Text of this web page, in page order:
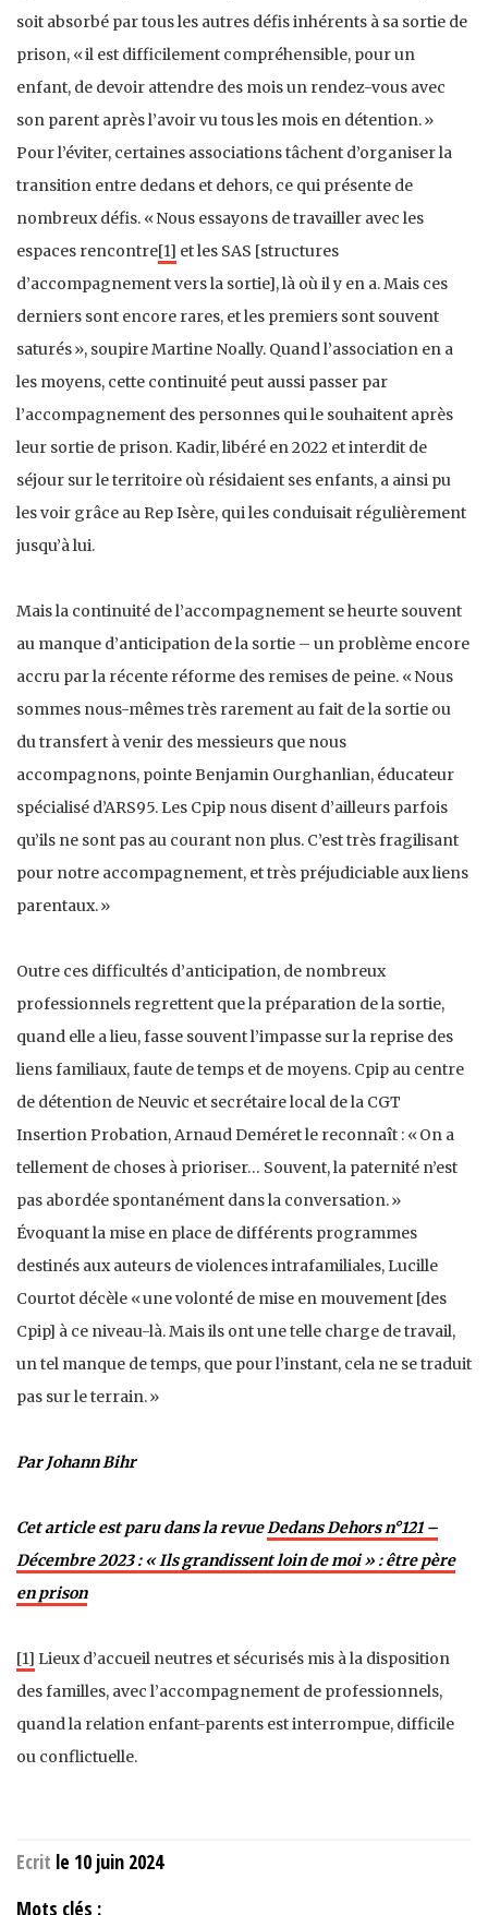
soit absorbé par tous les autres défis inhérents à sa sortie de
prison, « il est difficilement compréhensible, pour un
enfant, de devoir attendre des mois un rendez-vous avec
son parent après l’avoir vu tous les mois en détention. »
Pour l’éviter, certaines associations tâchent d’organiser la
transition entre dedans et dehors, ce qui présente de
nombreux défis. « Nous essayons de travailler avec les
espaces rencontre[1] et les SAS [structures
d’accompagnement vers la sortie], là où il y en a. Mais ces
derniers sont encore rares, et les premiers sont souvent
saturés », soupire Martine Noally. Quand l’association en a
les moyens, cette continuité peut aussi passer par
l’accompagnement des personnes qui le souhaitent après
leur sortie de prison. Kadir, libéré en 2022 et interdit de
séjour sur le territoire où résidaient ses enfants, a ainsi pu
les voir grâce au Rep Isère, qui les conduisait régulièrement
jusqu’à lui.
Mais la continuité de l’accompagnement se heurte souvent
au manque d’anticipation de la sortie – un problème encore
accru par la récente réforme des remises de peine. « Nous
sommes nous-mêmes très rarement au fait de la sortie ou
du transfert à venir des messieurs que nous
accompagnons, pointe Benjamin Ourghanlian, éducateur
spécialisé d’ARS95. Les Cpip nous disent d’ailleurs parfois
qu’ils ne sont pas au courant non plus. C’est très fragilisant
pour notre accompagnement, et très préjudiciable aux liens
parentaux. »
Outre ces difficultés d’anticipation, de nombreux
professionnels regrettent que la préparation de la sortie,
quand elle a lieu, fasse souvent l’impasse sur la reprise des
liens familiaux, faute de temps et de moyens. Cpip au centre
de détention de Neuvic et secrétaire local de la CGT
Insertion Probation, Arnaud Deméret le reconnaît : « On a
tellement de choses à prioriser… Souvent, la paternité n’est
pas abordée spontanément dans la conversation. »
Évoquant la mise en place de différents programmes
destinés aux auteurs de violences intrafamiliales, Lucille
Courtot décèle « une volonté de mise en mouvement [des
Cpip] à ce niveau-là. Mais ils ont une telle charge de travail,
un tel manque de temps, que pour l’instant, cela ne se traduit
pas sur le terrain. »
Par Johann Bihr
Cet article est paru dans la revue Dedans Dehors n°121 –
Décembre 2023 : « Ils grandissent loin de moi » : être père
en prison
[1] Lieux d’accueil neutres et sécurisés mis à la disposition
des familles, avec l’accompagnement de professionnels,
quand la relation enfant-parents est interrompue, difficile
ou conflictuelle.
Ecrit le 10 juin 2024
Mots clés :